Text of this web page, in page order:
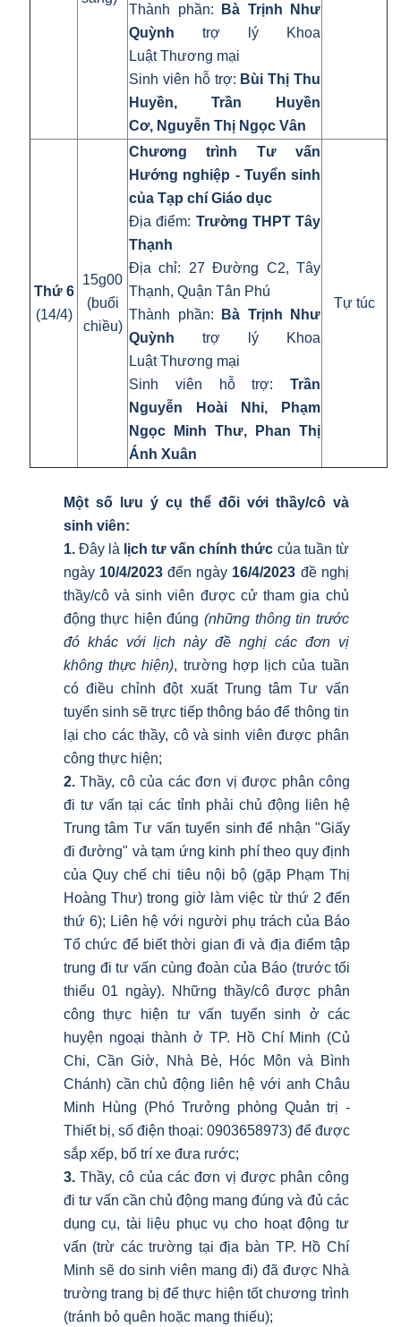
Thành phần:
Bà Trịnh Như
Quỳnh trợ lý Khoa
Luật Thương mại
Sinh viên hỗ trợ: Bùi Thị Thu
Huyền, Trần Huyền
Cơ, Nguyễn Thị Ngọc Vân
Thứ 6
(14/4)
15g00
(buổi
chiều)
Chương trình Tư vấn
Hướng nghiệp - Tuyển sinh
của Tạp chí Giáo dục
Địa điểm: Trường THPT Tây
Thạnh
Địa chỉ: 27 Đường C2, Tây
Thạnh, Quận Tân Phú
Thành phần:
Bà Trịnh Như
Quỳnh trợ lý Khoa
Luật Thương mại
Sinh viên hỗ trợ: Trần
Nguyễn Hoài Nhi,
Phạm
Ngọc Minh Thư, Phan Thị
Ánh Xuân
Tự túc
Một số lưu ý cụ thể đối với thầy/cô và
sinh viên:
1. Đây là lịch tư vấn chính thức của tuần từ
ngày 10/4/2023đến ngày 16/4/2023 đề nghị
thầy/cô và sinh viên được cử tham gia chủ
động thực hiện đúng (những thông tin trước
đó khác với lịch này đề nghị các đơn vị
không thực hiện), trường hợp lịch của tuần
có điều chỉnh đột xuất Trung tâm Tư vấn
tuyển sinh sẽ trực tiếp thông báo để thông tin
lại cho các thầy, cô và sinh viên được phân
công thực hiện;
2.Thầy, cô của các đơn vị được phân công
đi tư vấn tại các tỉnh phải chủ động liên hệ
Trung tâm Tư vấn tuyển sinh để nhận "Giấy
đi đường" và tạm ứng kinh phí theo quy định
của Quy chế chi tiêu nội bộ (gặp Phạm Thị
Hoàng Thư) trong giờ làm việc từ thứ 2 đến
thứ 6); Liên hệ với người phụ trách của Báo
Tổ chức để biết thời gian đi và địa điểm tập
trung đi tư vấn cùng đoàn của Báo (trước tối
thiểu 01 ngày). Những thầy/cô được phân
công thực hiện tư vấn tuyển sinh ở các
huyện ngoại thành ở TP. Hồ Chí Minh (Củ
Chi, Cần Giờ, Nhà Bè, Hóc Môn và Bình
Chánh) cần chủ động liên hệ với anh Châu
Minh Hùng (Phó Trưởng phòng Quản trị -
Thiết bị, số điện thoại: 0903658973) để được
sắp xếp, bố trí xe đưa rước;
3.Thầy, cô của các đơn vị được phân công
đi tư vấn cần chủ động mang đúng và đủ các
dụng cụ, tài liệu phục vụ cho hoạt động tư
vấn (trừ các trường tại địa bàn TP. Hồ Chí
Minh sẽ do sinh viên mang đi) đã được Nhà
trường trang bị để thực hiện tốt chương trình
(tránh bỏ quên hoặc mang thiếu);